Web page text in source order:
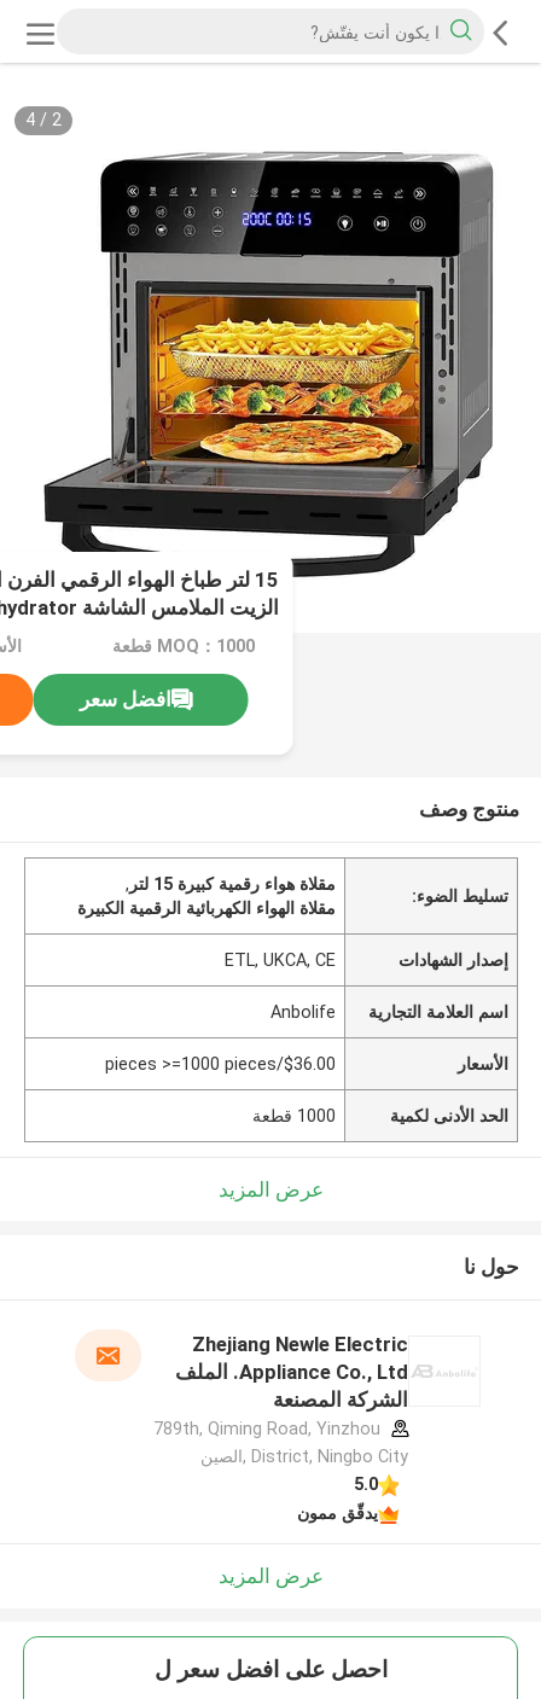
2
/
4
15 لتر طباخ الهواء الرقمي
الزيت الملامس الشاشة LED Dehydrator
MOQ：1000 قطعة
افضل سعر
منتوج وصف
تسليط الضوء:
مقلاة هواء رقمية كبيرة 15 لتر
,
مقلاة الهواء الكهربائية الرقمية الكبيرة
إصدار الشهادات ETL, UKCA, CE
اسم العلامة التجارية Anbolife
الأسعار $36.00/pieces >=1000 pieces
الحد الأدنى لكمية 1000 قطعة
عرض المزيد
حول نا
Zhejiang Newle Electric
Appliance Co., Ltd. الملف
الشركة المصنعة
789th, Qiming Road, Yinzhou
District, Ningbo City ,الصين
5.0
يدقّق ممون
عرض المزيد
احصل على افضل سعر ل